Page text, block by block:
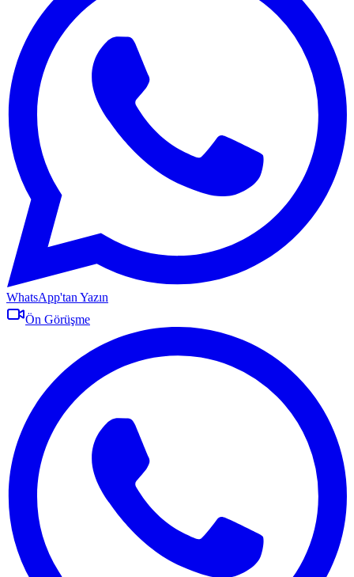
WhatsApp'tan Yazın
Ön Görüşme